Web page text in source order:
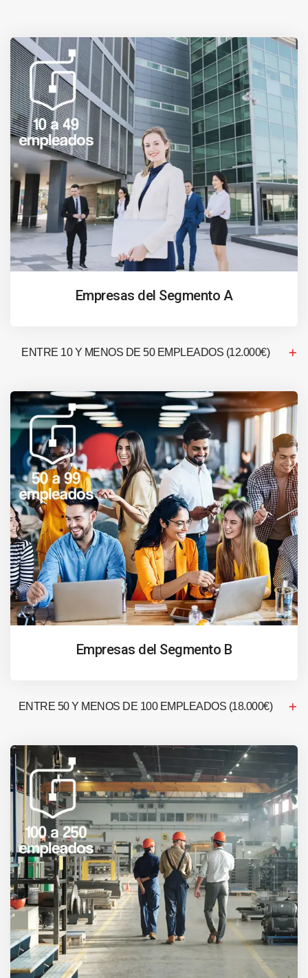
Empresas del Segmento A
ENTRE 10 Y MENOS DE 50 EMPLEADOS (12.000€)
Empresas del Segmento B
ENTRE 50 Y MENOS DE 100 EMPLEADOS (18.000€)